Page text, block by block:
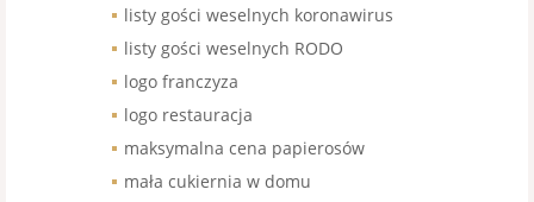
listy gości weselnych koronawirus
listy gości weselnych RODO
logo franczyza
logo restauracja
maksymalna cena papierosów
mała cukiernia w domu